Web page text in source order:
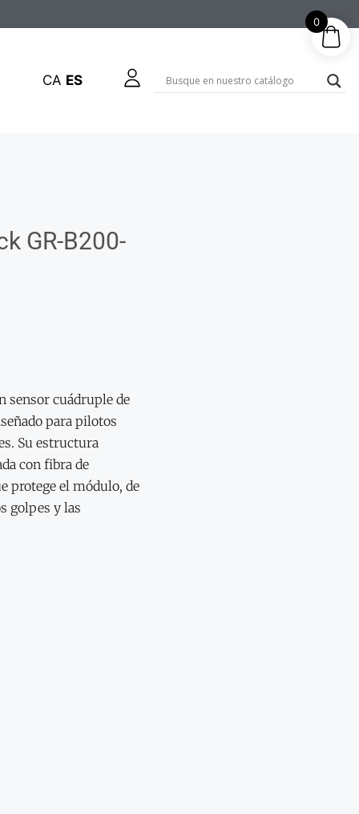
CA ES
GR-B200-
sensor cuádruple de
para pilotos
Su estructura
con fibra de
protege el módulo, de
golpes y las
0